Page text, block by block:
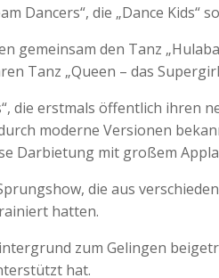
Dancers“, die „Dance Kids“
gemeinsam den Tanz
Tanz „Queen – das
die erstmals öffentlich ihren
moderne Versionen
Darbietung mit großem
die aus
hatten.
zum Gelingen
hat.